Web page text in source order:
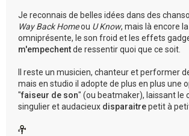
Je reconnais de belles idées dans des
Way Back Homeou U Know, mais là encore
omniprésente, le son froid et les effets
m'empechentde ressentir quoi que ce soit.
Il reste un musicien, chanteur et performer
mais en studio il adopte de plus en plus une
"faiseur de son" (ou beatmaker), laissant le
singulier et audacieux disparaitrepetit à petit